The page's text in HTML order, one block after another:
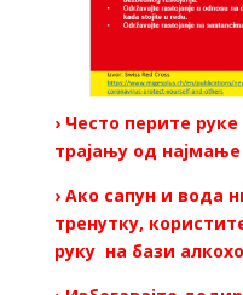
› Често перите
трајању од
› Ако сапун и вода
тренутку,
руку на бази